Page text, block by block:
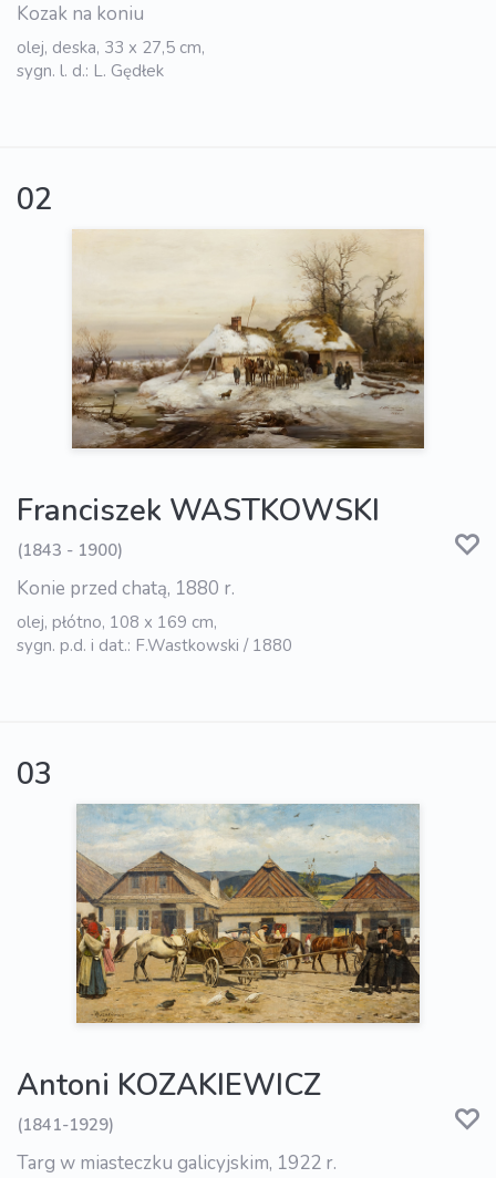
Kozak na koniu
olej, deska, 33 x 27,5 cm,
sygn. l. d.: L. Gędłek
02
Franciszek WASTKOWSKI
(1843 - 1900)
Konie przed chatą, 1880 r.
olej, płótno, 108 x 169 cm,
sygn. p.d. i dat.: F.Wastkowski / 1880
03
Antoni KOZAKIEWICZ
(1841-1929)
Targ w miasteczku galicyjskim, 1922 r.